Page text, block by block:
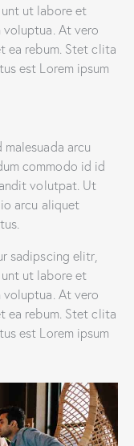
ut labore et
At vero
ea rebum. Stet clita
est Lorem ipsum
arcu
commodo id id
volutpat. Ut
arcu aliquet
sadipscing elitr,
ut labore et
At vero
ea rebum. Stet clita
est Lorem ipsum